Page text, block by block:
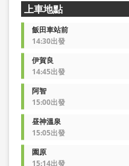
上車地點
飯田車站前
14:30出發
伊賀良
14:45出發
阿智
15:00出發
昼神溫泉
15:05出發
園原
15:14出發